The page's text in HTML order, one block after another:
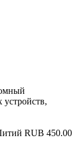
устройств,
RUB 450.00